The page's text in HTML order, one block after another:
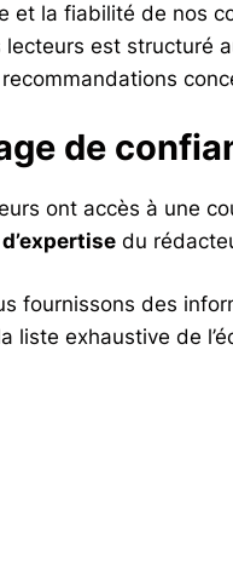
et la fiabilité de nos
est structuré
de
ont accès à une
du
fournissons des
liste exhaustive de